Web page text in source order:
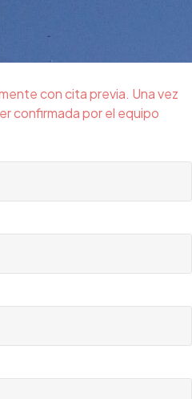
con cita previa. Una vez
confirmada por el equipo